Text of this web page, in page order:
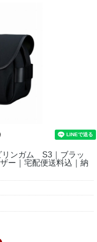
リンガム S3｜ブラッ
ー｜宅配便送料込｜納